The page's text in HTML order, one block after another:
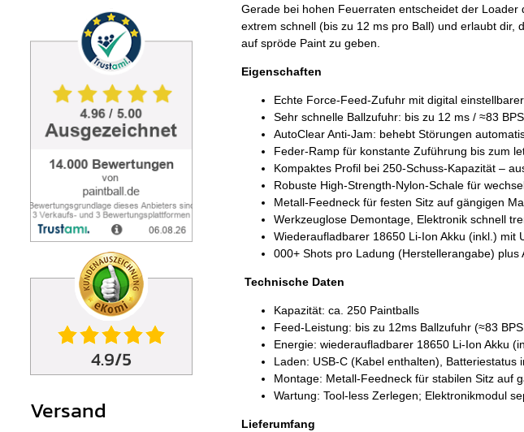
Versand
Gerade bei hohen Feuerraten entscheidet der
extrem schnell (bis zu 12 ms pro Ball) und erlaubt dir,
auf spröde Paint zu geben.
Eigenschaften
Echte Force-Feed-Zufuhr mit digital
Sehr schnelle Ballzufuhr: bis zu 12 ms / ≈83
AutoClear Anti-Jam: behebt Störungen
Feder-Ramp für konstante Zuführung bis zum
Kompaktes Profil bei 250-Schuss-Kapazität –
Robuste High-Strength-Nylon-Schale für
Metall-Feedneck für festen Sitz auf gängigen
Werkzeuglose Demontage, Elektronik schnell
Wiederaufladbarer 18650 Li-Ion Akku (inkl.) mit
000+ Shots pro Ladung (Herstellerangabe)
Technische Daten
Kapazität: ca. 250 Paintballs
Feed-Leistung: bis zu 12ms Ballzufuhr (≈83
Energie: wiederaufladbarer 18650 Li-Ion Akku
Laden: USB-C (Kabel enthalten), Batteriestatus
Montage: Metall-Feedneck für stabilen Sitz auf
Wartung: Tool-less Zerlegen; Elektronikmodul
Lieferumfang